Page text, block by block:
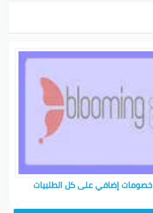
أقوى كود خصم بلومنج ٢٠٢٦ خصومات إضافي على كل الطلبيات